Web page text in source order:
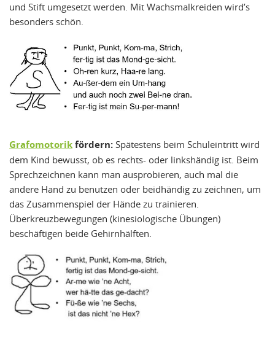
und Stift umgesetzt werden. Mit Wachsmalkreiden wird’s
besonders schön.
Grafomotorikfördern: Spätestens beim Schuleintritt wird
dem Kind bewusst, ob es rechts- oder linkshändig ist. Beim
Sprechzeichnen kann man ausprobieren, auch mal die
andere Hand zu benutzen oder beidhändig zu zeichnen, um
das Zusammenspiel der Hände zu trainieren.
Überkreuzbewegungen (kinesiologische Übungen)
beschäftigen beide Gehirnhälften.